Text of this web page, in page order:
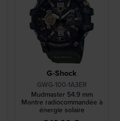
G-Shock
GWG-100-1A3ER
Mudmaster 54.9 mm
Montre radiocommandée à
énergie solaire